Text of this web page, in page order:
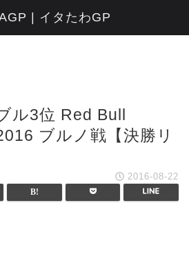
ル3位 Red Bull
ブルノ戦【決勝リ
2016-08-22
| イタたわGP